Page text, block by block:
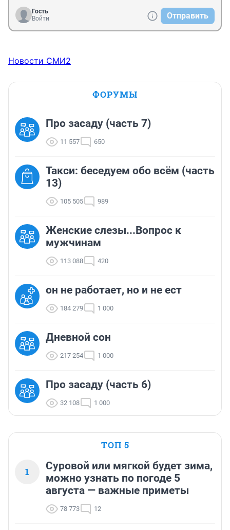
Гость
Войти
Отправить
Новости СМИ2
ФОРУМЫ
Про засаду (часть 7)
11 557 650
Такси: беседуем обо всём (часть
13)
105 505 989
Женские слезы...Вопрос к
мужчинам
113 088 420
он не работает, но и не ест
184 279 1 000
Дневной сон
217 254 1 000
Про засаду (часть 6)
32 108 1 000
ТОП 5
1
Суровой или мягкой будет зима,
можно узнать по погоде 5
августа — важные приметы
78 773 12